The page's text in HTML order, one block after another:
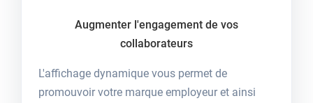
Augmenter l'engagement de vos
collaborateurs
L'affichage dynamique vous permet de
promouvoir votre marque employeur et ainsi